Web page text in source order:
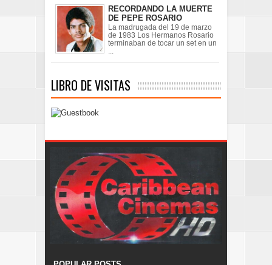
RECORDANDO LA MUERTE
DE PEPE ROSARIO
La madrugada del 19 de marzo
de 1983 Los Hermanos Rosario
terminaban de tocar un set en un
...
LIBRO DE VISITAS